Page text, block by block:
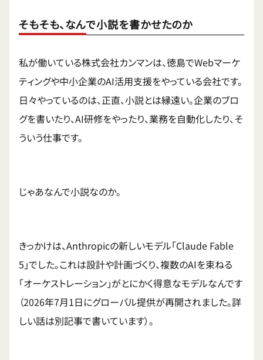
そもそも、なんで小説を書かせたのか
私が働いている株式会社カンマンは、徳島でWebマーケ
ティングや中小企業のAI活用支援をやっている会社です。
日々やっているのは、正直、小説とは縁遠い。企業のブロ
グを書いたり、AI研修をやったり、業務を自動化したり、そ
ういう仕事です。
じゃあなんで小説なのか。
きっかけは、Anthropicの新しいモデル「Claude Fable
5」でした。これは設計や計画づくり、複数のAIを束ねる
「オーケストレーション」がとにかく得意なモデルなんです
（2026年7月1日にグローバル提供が再開されました。詳
しい話は別記事で書いています）。